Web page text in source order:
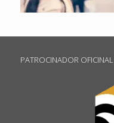
PATROCINADOR OFICINAL